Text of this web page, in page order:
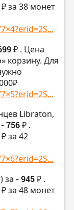
за 38 монет
₽ . Цена
корзину. Для
Libraton,
- 756 ₽ .
за 42
за - 945 ₽ .
за 48 монет